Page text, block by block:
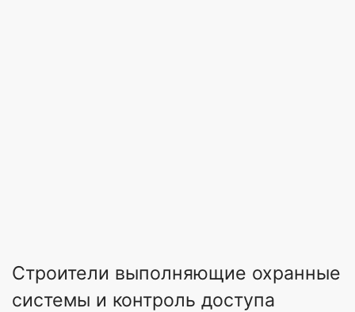
Строители выполняющие охранные
системы и контроль доступа